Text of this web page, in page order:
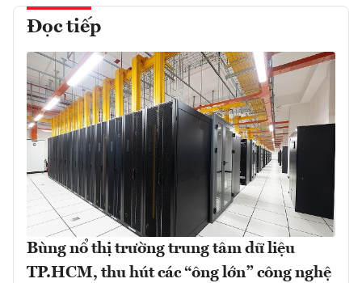
Đọc tiếp
Bùng nổ thị trường trung tâm dữ liệu
TP.HCM, thu hút các “ông lớn” công nghệ